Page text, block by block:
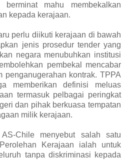
mahu membekalkan
kepada kerajaan.
perlu diikuti kerajaan di bawah
jenis prosedur tender yang
negara menubuhkan institusi
pembekal mencabar
penganugerahan kontrak. TPPA
memberikan definisi meluas
termasuk pelbagai peringkat
dan pihak berkuasa tempatan
milik kerajaan.
Chile menyebut salah satu
Kerajaan ialah untuk
tanpa diskriminasi kepada